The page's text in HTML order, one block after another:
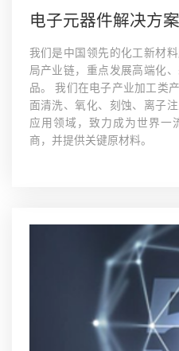
电子元器件解决方案
我们是中国领先的化工新材
局产业链，重点发展高端化
品。 我们在电子产业加工类
面清洗、氧化、刻蚀、离子
应用领域，致力成为世界一
商，并提供关键原材料。